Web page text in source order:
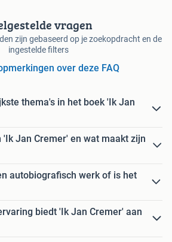
vragen
zijn gebaseerd op je zoekopdracht en de
ingestelde filters
over deze FAQ
thema's in het boek 'Ik Jan
'Ik Jan Cremer' en wat maakt zijn
autobiografisch werk of is het
biedt 'Ik Jan Cremer' aan